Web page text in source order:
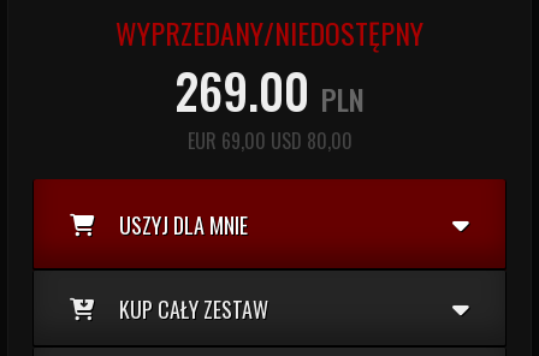
WYPRZEDANY/NIEDOSTĘPNY
269.00 PLN
EUR 69,00 USD 80,00
USZYJ DLA MNIE
KUP CAŁY ZESTAW